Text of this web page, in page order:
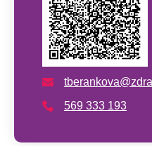
569 333 193